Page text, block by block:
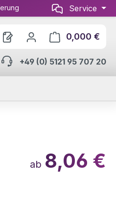
Service
0,000 €
+49 (0) 5121 95 707 20
ab 8,06 €